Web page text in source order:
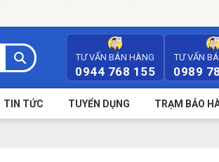
TƯ VẤN BÁN HÀNG
0944 768 155
TƯ VẤN
0989
TIN TỨC TUYỂN DỤNG TRẠM BẢO